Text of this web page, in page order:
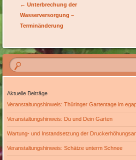
Artikel-Navigation
← Unterbrechung der
Wasserversorgung –
Terminänderung
Aktuelle Beiträge
Veranstaltungshinweis: Thüringer Gartentage im
Veranstaltungshinweis: Du und Dein Garten
Wartung- und Instandsetzung der
Veranstaltungshinweis: Schätze unterm Schnee